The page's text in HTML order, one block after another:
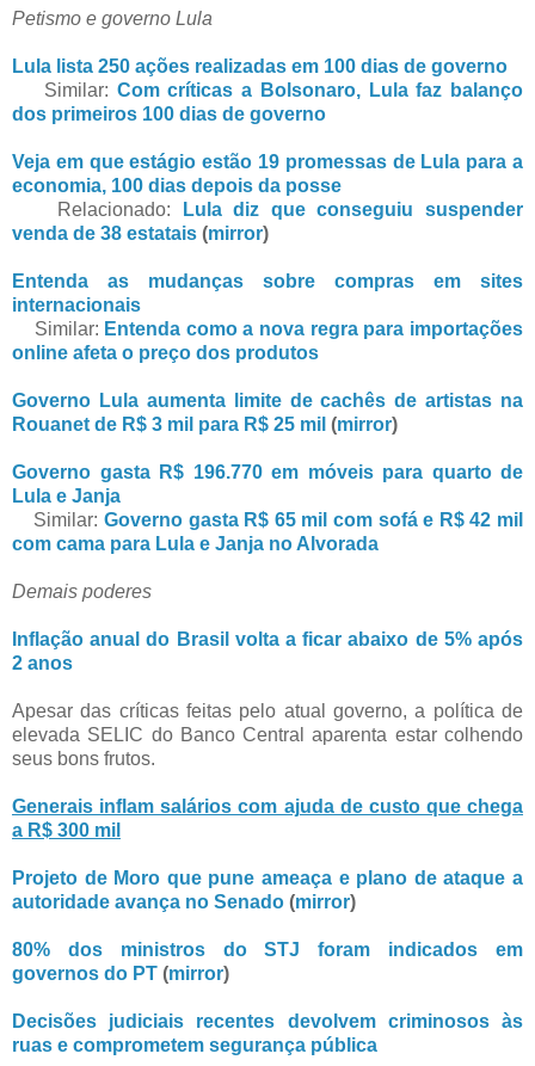
Petismo e governo Lula
Lula lista 250 ações realizadas em 100 dias de governo
Similar: Com críticas a Bolsonaro, Lula faz balanço
dos primeiros 100 dias de governo
Veja em que estágio estão 19 promessas de Lula para a
economia, 100 dias depois da posse
Relacionado:
Lula diz que conseguiu suspender
venda de 38 estatais (mirror)
Entenda as mudanças sobre compras em sites
internacionais
Similar: Entenda como a nova regra para importações
online afeta o preço dos produtos
Governo Lula aumenta limite de cachês de artistas na
Rouanet de R$ 3 mil para R$ 25 mil (mirror)
Governo gasta R$ 196.770 em móveis para quarto de
Lula e Janja
Similar: Governo gasta R$ 65 mil com sofá e R$ 42 mil
com cama para Lula e Janja no Alvorada
Demais poderes
Inflação anual do Brasil volta a ficar abaixo de 5% após
2 anos
Apesar das críticas feitas pelo atual governo, a política de
elevada SELIC do Banco Central aparenta estar colhendo
seus bons frutos.
Generais inflam salários com ajuda de custo que chega
a R$ 300 mil
Projeto de Moro que pune ameaça e plano de ataque a
autoridade avança no Senado (mirror)
80% dos ministros do STJ foram indicados em
governos do PT (mirror)
Decisões judiciais recentes devolvem criminosos às
ruas e comprometem segurança pública